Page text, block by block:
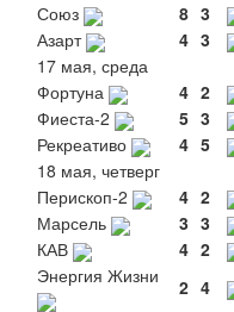
Союз
8 3
Азарт
4 3
17 мая, среда
Фортуна
4 2
Фиеста-2
5 3
Рекреативо
4 5
18 мая, четверг
Перископ-2
4 2
Марсель
3 3
КАВ
4 2
Энергия Жизни
2 4